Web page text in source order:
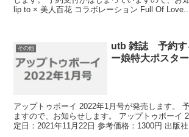
lip to × 美人百花 コラボレーション Full Of
その他
utb 雑誌 予約
ー娘特大ポスタ
アップトゥボーイ 2022年1月号が発売します。
ますので、お知らせします。 アップトゥボーイ
定日：2021年11月22日 参考価格：1300円 出版社